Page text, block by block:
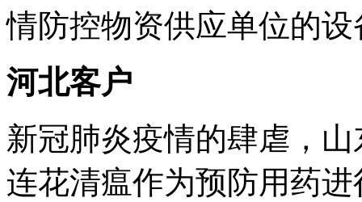
情防控物资供应单位的
河北客户
新冠肺炎疫情的肆虐，
连花清瘟作为预防用药